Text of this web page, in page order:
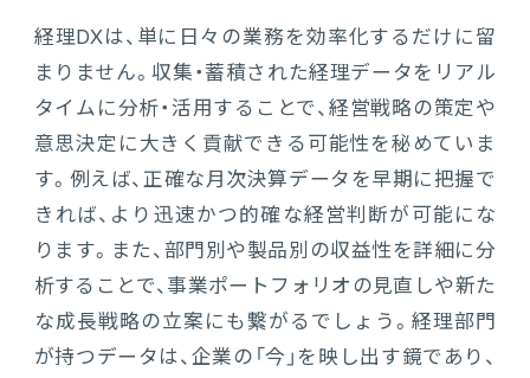
経理DXは、単に日々の業務を効率化するだけに留
まりません。収集・蓄積された経理データをリアル
タイムに分析・活用することで、経営戦略の策定や
意思決定に大きく貢献できる可能性を秘めていま
す。例えば、正確な月次決算データを早期に把握で
きれば、より迅速かつ的確な経営判断が可能にな
ります。また、部門別や製品別の収益性を詳細に分
析することで、事業ポートフォリオの見直しや新た
な成長戦略の立案にも繋がるでしょう。経理部門
が持つデータは、企業の「今」を映し出す鏡であり、